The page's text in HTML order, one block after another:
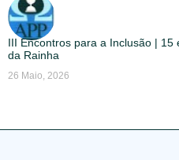
III Encontros para a Inclusão |
da Rainha
26 Maio, 2026